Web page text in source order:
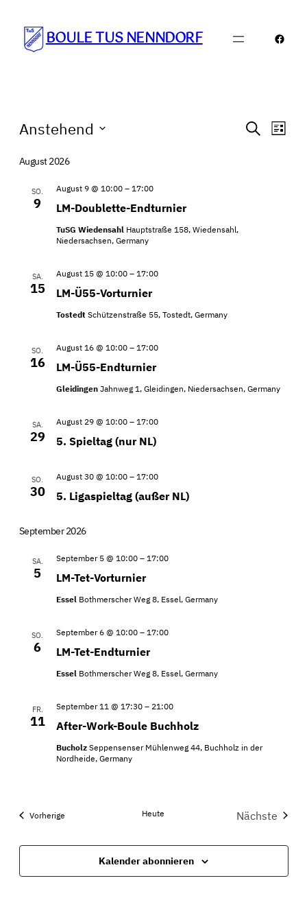
BOULE TUS NENNDORF
Veranstaltungen SucheListe
Anstehend
wählen.
August 2026
SO.
9 LM-Doublette-Endturnier
August 9 @ 10:00– 17:00
TuSG Wiedensahl Hauptstraße 158, Wiedensahl,
Niedersachsen, Germany
SA.
15 LM-Ü55-Vorturnier
August 15 @ 10:00– 17:00
Tostedt Schützenstraße 55, Tostedt, Germany
SO.
16 LM-Ü55-Endturnier
August 16 @ 10:00– 17:00
Gleidingen Jahnweg 1, Gleidingen, Niedersachsen, Germany
SA.
29 5. Spieltag (nur NL)
August 29 @ 10:00– 17:00
SO.
30 5. Ligaspieltag (außer NL)
August 30 @ 10:00– 17:00
September 2026
SA.
5 LM-Tet-Vorturnier
September 5 @ 10:00– 17:00
Essel Bothmerscher Weg 8, Essel, Germany
SO.
6 LM-Tet-Endturnier
September 6 @ 10:00– 17:00
Essel Bothmerscher Weg 8, Essel, Germany
FR.
11 After-Work-Boule Buchholz
September 11 @ 17:30– 21:00
Bucholz Seppensenser Mühlenweg 44, Buchholz in der
Nordheide, Germany
VorherigeVeranstaltungen Heute
Nächste
Kalender abonnieren